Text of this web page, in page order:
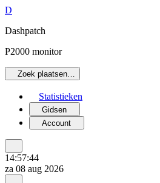
D
Dashpatch
P2000 monitor
Zoek plaatsen…
Statistieken
Gidsen
Account
14:57:44
za 08 aug 2026